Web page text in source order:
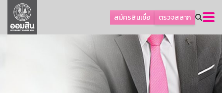
สมัครสินเชื่อ ตรวจสลาก
ลูกค้าธุรกิจ
ลูกค้าผู้ประกอบรายย่อย